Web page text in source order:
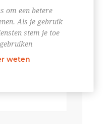
om een betere
Als je gebruik
stem je toe
weten